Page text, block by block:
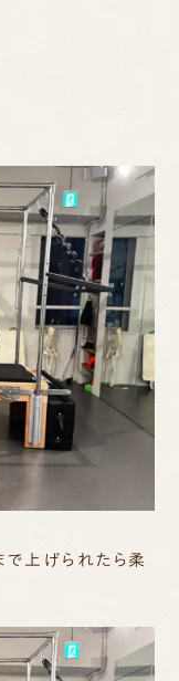
上げられたら柔